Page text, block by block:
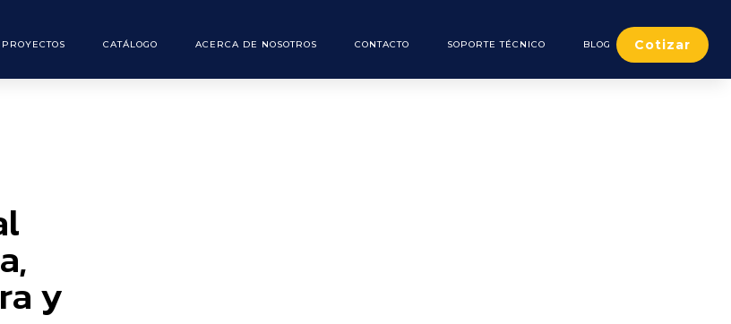
PROYECTOS CATÁLOGO ACERCA DE NOSOTROS CONTACTO SOPORTE TÉCNICO BLOG Cotizar
y